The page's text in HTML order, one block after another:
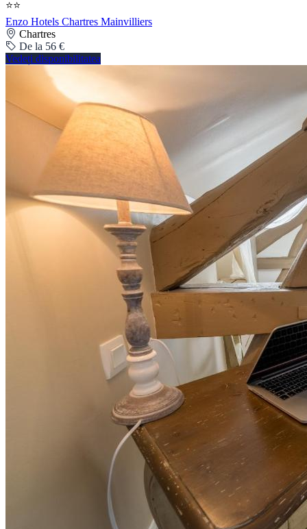
⭐⭐
Enzo Hotels Chartres Mainvilliers
Chartres
De la 56 €
Vedeți disponibilitatea